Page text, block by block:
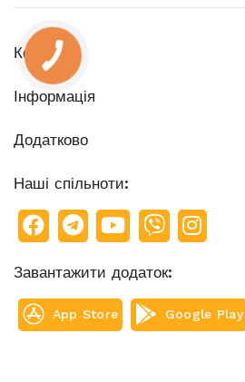
Контакти
Інформація
Додатково
Наші спільноти:
Завантажити додаток:
App Store Google Play